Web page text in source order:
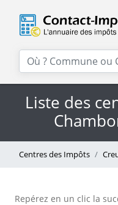
Liste des
Centres des Impôts
Repérez en un clic la